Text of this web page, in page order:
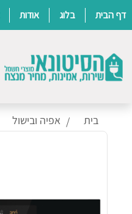
Skip
דף הבית בלוג אודות
בית אפיה ובישול